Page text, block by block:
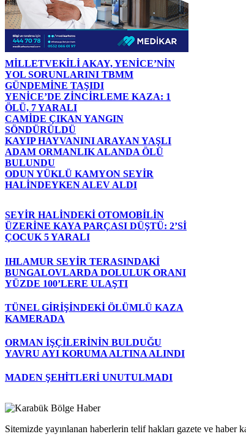
MİLLETVEKİLİ AKAY, YENİCE’NİN
YOL SORUNLARINI TBMM
GÜNDEMİNE TAŞIDI
YENİCE’DE ZİNCİRLEME KAZA: 1
ÖLÜ, 7 YARALI
CAMİDE ÇIKAN YANGIN
SÖNDÜRÜLDÜ
KAYIP HAYVANINI ARAYAN YAŞLI
ADAM ORMANLIK ALANDA ÖLÜ
BULUNDU
ODUN YÜKLÜ KAMYON SEYİR
HALİNDEYKEN ALEV ALDI
SEYİR HALİNDEKİ OTOMOBİLİN
ÜZERİNE KAYA PARÇASI DÜŞTÜ: 2’Sİ
ÇOCUK 5 YARALI
IHLAMUR SEYİR TERASINDAKİ
BUNGALOVLARDA DOLULUK ORANI
YÜZDE 100’LERE ULAŞTI
TÜNEL GİRİŞİNDEKİ ÖLÜMLÜ KAZA
KAMERADA
ORMAN İŞÇİLERİNİN BULDUĞU
YAVRU AYI KORUMA ALTINA ALINDI
MADEN ŞEHİTLERİ UNUTULMADI
Sitemizde yayınlanan haberlerin telif hakları gazete ve haber